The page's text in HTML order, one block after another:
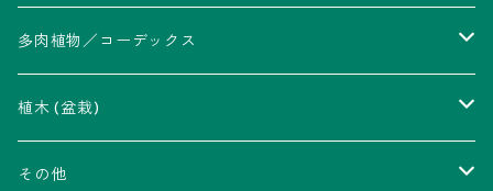
アストロフィツム属
瑠璃兜錦、兜丸錦
V-type兜
アリオカルプス属
ウィギンシア属
多肉植物／コーデックス
アカベ属
アロエ属
植木 (盆栽)
ムクロジ科：カエデ属
その他